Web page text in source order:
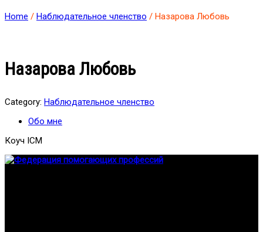
Home / Наблюдательное членство / Назарова Любовь
Назарова Любовь
Category: Наблюдательное членство
Обо мне
Коуч ICM